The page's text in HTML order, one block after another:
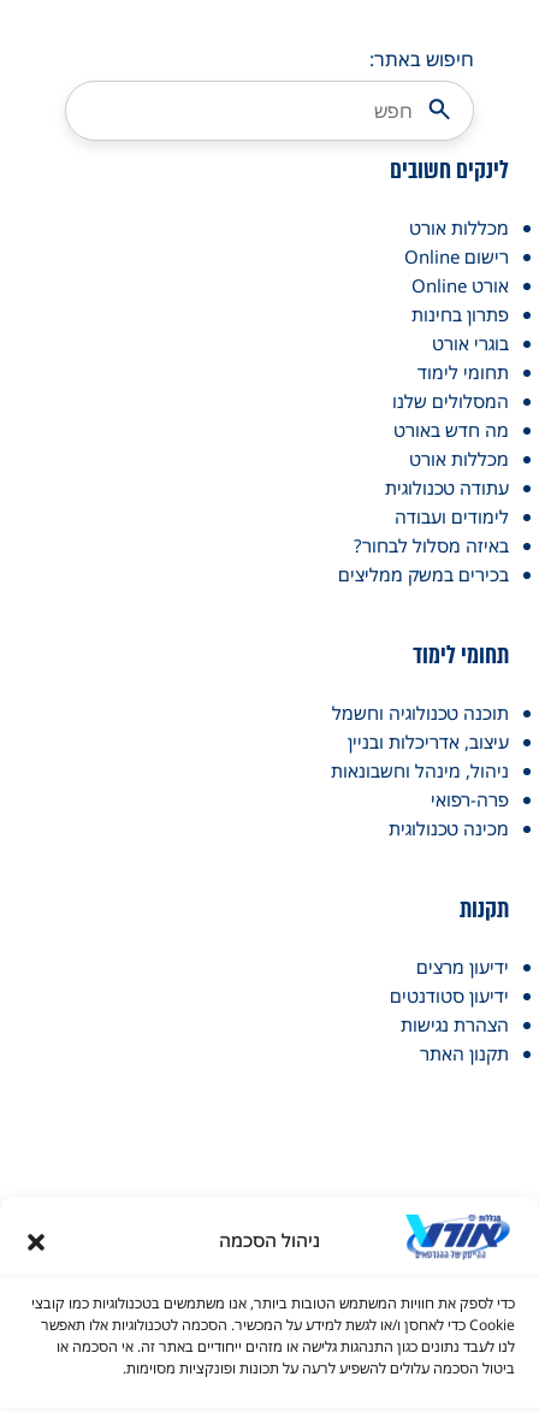
ניהול הסכמה
כדי לספק את חוויות המשתמש הטובות ביותר, אנו משתמשים בטכנולוגיות כמו קובצי
Cookie כדי לאחסן ו/או לגשת למידע על המכשיר. הסכמה לטכנולוגיות אלו תאפשר
לנו לעבד נתונים כגון התנהגות גלישה או מזהים ייחודיים באתר זה. אי הסכמה או
ביטול הסכמה עלולים להשפיע לרעה על תכונות ופונקציות מסוימות.
חיפוש באתר:
לינקים חשובים
מכללות אורט
רישום Online
אורט Online
פתרון בחינות
בוגרי אורט
תחומי לימוד
המסלולים שלנו
מה חדש באורט
מכללות אורט
עתודה טכנולוגית
לימודים ועבודה
באיזה מסלול לבחור?
בכירים במשק ממליצים
תחומי לימוד
תוכנה טכנולוגיה וחשמל
עיצוב, אדריכלות ובניין
ניהול, מינהל וחשבונאות
פרה-רפואי
מכינה טכנולוגית
תקנות
ידיעון מרצים
ידיעון סטודנטים
הצהרת נגישות
תקנון האתר
© כל הזכויות שמורות למכללות אורט 2026
טקסט
טקסט